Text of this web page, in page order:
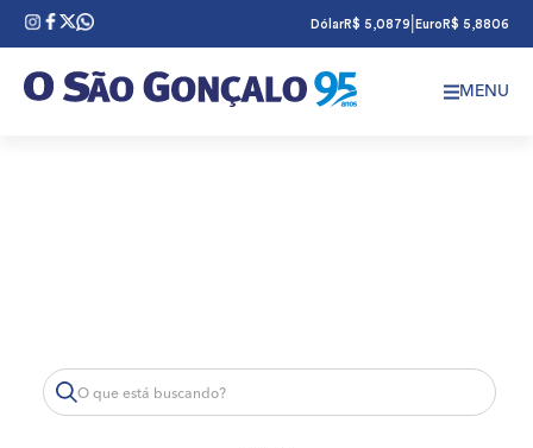
DólarR$ 5,0879 Euro R$ 5,8806
MENU